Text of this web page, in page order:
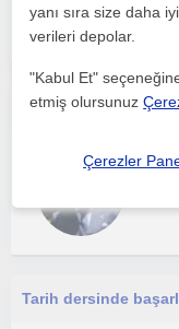
yanı sıra size daha
verileri depolar.
"Kabul Et"
etmiş olursunuz
Çerezler